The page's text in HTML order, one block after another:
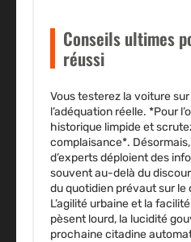
Conseils ultimes
réussi
Vous testerez la voiture
l’adéquation réelle. *Pour
historique limpide et
complaisance*.
d’experts déploient des
souvent au-delà du
du quotidien prévaut sur
L’agilité urbaine et la
pèsent lourd, la lucidité
prochaine citadine